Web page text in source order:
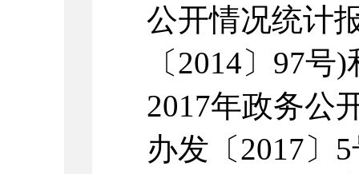
公开情况统计
〔2014〕97
2017年政务公
办发〔2017〕